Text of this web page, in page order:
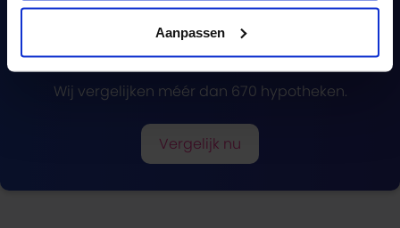
Aanpassen
Een complete
hypotheekvergelijking?
Wij vergelijken méér dan 670 hypotheken.
Vergelijk nu